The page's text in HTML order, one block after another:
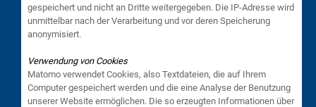
gespeichert und nicht an Dritte weitergegeben. Die IP-Adresse wird
unmittelbar nach der Verarbeitung und vor deren Speicherung
anonymisiert.
Verwendung von Cookies
Matomo verwendet Cookies, also Textdateien, die auf Ihrem
Computer gespeichert werden und die eine Analyse der Benutzung
unserer Website ermöglichen. Die so erzeugten Informationen über